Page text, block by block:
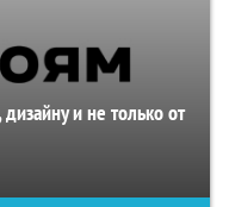
и не только от